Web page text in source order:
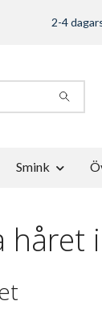
2-4
Smink
håret